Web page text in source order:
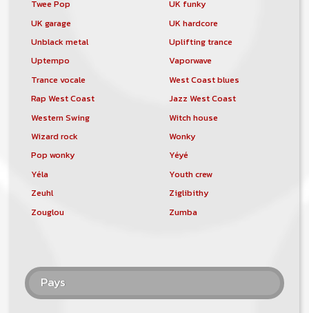
Twee Pop
UK funky
UK garage
UK hardcore
Unblack metal
Uplifting trance
Uptempo
Vaporwave
Trance vocale
West Coast blues
Rap West Coast
Jazz West Coast
Western Swing
Witch house
Wizard rock
Wonky
Pop wonky
Yéyé
Yéla
Youth crew
Zeuhl
Ziglibithy
Zouglou
Zumba
Pays